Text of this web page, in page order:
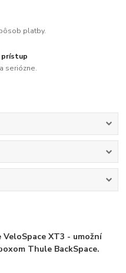
platby.
prístup
seriózne.
XT3 - umožní
Thule BackSpace.